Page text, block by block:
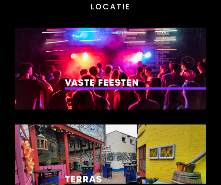
LOCATIE